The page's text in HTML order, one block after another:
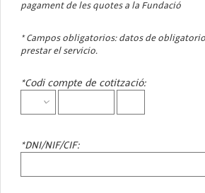
pagament de les quotes a la Fundació
* Campos obligatorios: datos de
prestar el servicio.
*Codi compte de cotització:
*DNI/NIF/CIF: